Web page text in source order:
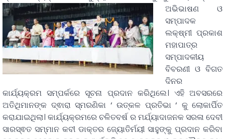
ଅଭିଭାଷଣ ଓ
ସମ୍ପାଦକ
ଲକ୍ଷ୍ମୀ ପ୍ରକାଶ
ମହାପାତ୍ର
ସମ୍ପାଦକୀୟ
ବିବରଣୀ ଓ ବିଗତ
ଦିନର
କାର୍ଯ୍ୟକ୍ରମ ସମ୍ପର୍କରେ ସୂଚନା ପ୍ରଦାନ କରିଥିଲେ। ଏହି ଅବସରରେ
ଅତିଥିମାନଙ୍କ ଦ୍ଵାରା ସ୍ମରଣିକା ‘ ଉତ୍କଳ ପ୍ରତିଭା ‘ କୁ ଲୋକାର୍ପିତ
କରାଯାଇଥିଲା। କାର୍ଯ୍ୟକ୍ରମରେ ଚଳିତବର୍ଷ ର ମର୍ଯ୍ୟାଦାଜନକ ସରଳା ଦେବୀ
ସାରସ୍ଵତ ସମ୍ମାନ କବୀ ଡାକ୍ତର ଜ୍ୟୋତିର୍ମୟୀ ସାହୁଙ୍କୁ ପ୍ରଦାନ କରିବା